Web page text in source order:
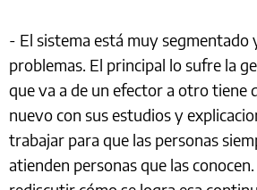
- El sistema está muy segmentado
problemas. El principal lo sufre la
que va a de un efector a otro tiene
nuevo con sus estudios y
trabajar para que las personas
atienden personas que las